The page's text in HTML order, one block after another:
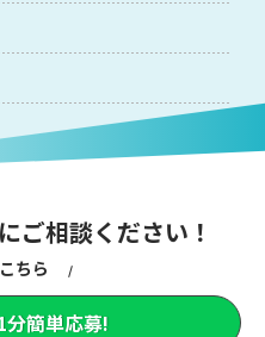
ご相談ください！
ちら
分簡単応募!